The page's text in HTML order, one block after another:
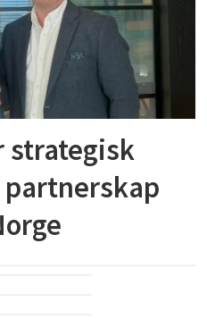
strategisk